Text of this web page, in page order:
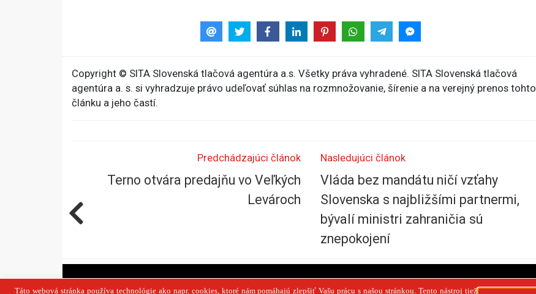
Copyright © SITA Slovenská tlačová agentúra a.s. Všetky práva vyhradené. SITA Slovenská tlačová
agentúra a. s. si vyhradzuje právo udeľovať súhlas na rozmnožovanie, šírenie a na verejný prenos tohto
článku a jeho častí.
Predchádzajúci článok
Terno otvára predajňu vo Veľkých
Levároch
Nasledujúci článok
Vláda bez mandátu ničí vzťahy
Slovenska s najbližšími partnermi,
bývalí ministri zahraničia sú
znepokojení